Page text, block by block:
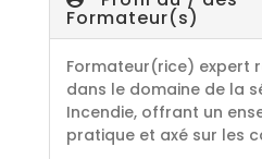
Formateur(s)
Formateur(rice) expert
dans le domaine de la
Incendie, offrant un
pratique et axé sur les